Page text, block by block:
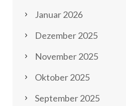
Januar 2026
Dezember 2025
November 2025
Oktober 2025
September 2025